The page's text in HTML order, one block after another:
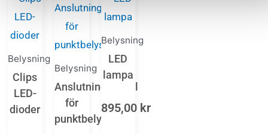
Belysning
Clips
LED-
dioder
Belysning
Anslutningskabel
för
punktbelysning
Belysning
LED
lampa
895,00 kr